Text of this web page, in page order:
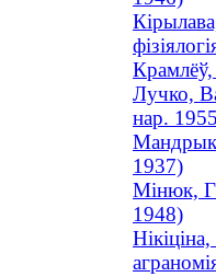
Лучко,
нар.
Мандрык,
1937)
Мінюк,
1948)